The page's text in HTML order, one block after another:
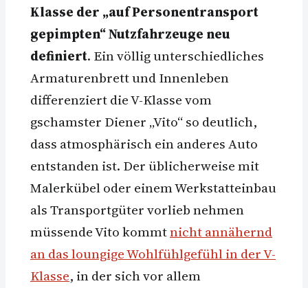
Klasse der „auf Personentransport
gepimpten“ Nutzfahrzeuge neu
definiert. Ein völlig unterschiedliches
Armaturenbrett und Innenleben
differenziert die V-Klasse vom
gschamster Diener „Vito“ so deutlich,
dass atmosphärisch ein anderes Auto
entstanden ist. Der üblicherweise mit
Malerkübel oder einem Werkstatteinbau
als Transportgüter vorlieb nehmen
müssende Vito kommtnicht annähernd
an das loungige Wohlfühlgefühl in der V-
Klasse, in der sich vor allem